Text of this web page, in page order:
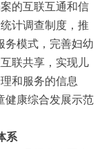
的互联互通和信
计调查制度，推
务模式，完善妇幼
联共享，实现儿
和服务的信息
健康综合发展示范
系